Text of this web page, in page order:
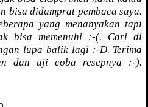
bisa didamprat pembaca saya.
yang menanyakan tapi
bisa memenuhi :-(. Cari di
lupa balik lagi :-D. Terima
dan uji coba resepnya :-).